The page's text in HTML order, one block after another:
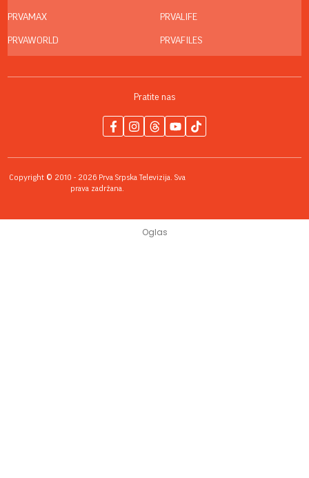
PRVAMAX
PRVAWORLD
PRVALIFE
PRVAFILES
Pratite nas
Copyright © 2010 - 2026 Prva Srpska Televizija. Sva
prava zadržana.